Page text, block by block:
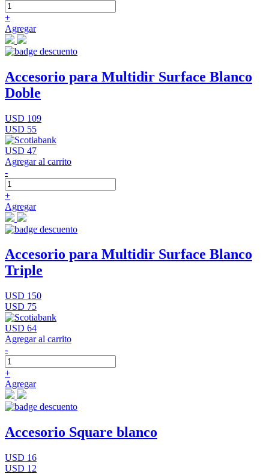
+
Agregar
Accesorio para Multidir Surface Blanco
Doble
USD 109
USD 55
USD 47
Agregar al carrito
-
+
Agregar
Accesorio para Multidir Surface Blanco
Triple
USD 150
USD 75
USD 64
Agregar al carrito
-
+
Agregar
Accesorio Square blanco
USD 16
USD 12